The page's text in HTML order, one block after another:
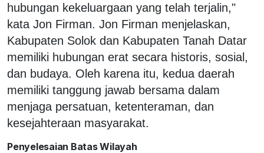
hubungan kekeluargaan yang telah terjalin,"
kata Jon Firman. Jon Firman menjelaskan,
Kabupaten Solok dan Kabupaten Tanah Datar
memiliki hubungan erat secara historis, sosial,
dan budaya. Oleh karena itu, kedua daerah
memiliki tanggung jawab bersama dalam
menjaga persatuan, ketenteraman, dan
kesejahteraan masyarakat.
Penyelesaian Batas Wilayah